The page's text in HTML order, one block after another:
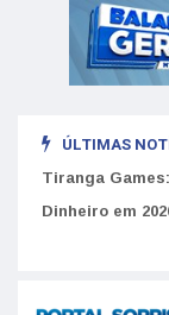
ÚLTIMAS
Tiranga
Dinheiro em